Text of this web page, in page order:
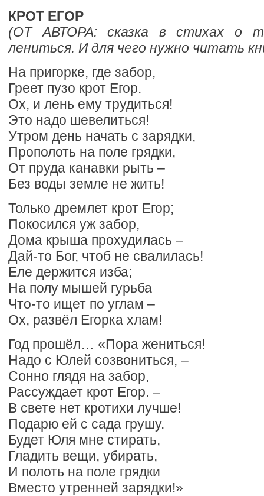
КРОТ ЕГОР
(ОТ АВТОРА: сказка в стихах о
лениться. И для чего нужно читать
На пригорке, где забор,
Греет пузо крот Егор.
Ох, и лень ему трудиться!
Это надо шевелиться!
Утром день начать с зарядки,
Прополоть на поле грядки,
От пруда канавки рыть –
Без воды земле не жить!
Только дремлет крот Егор;
Покосился уж забор,
Дома крыша прохудилась –
Дай-то Бог, чтоб не свалилась!
Еле держится изба;
На полу мышей гурьба
Что-то ищет по углам –
Ох, развёл Егорка хлам!
Год прошёл… «Пора жениться!
Надо с Юлей созвониться, –
Сонно глядя на забор,
Рассуждает крот Егор. –
В свете нет кротихи лучше!
Подарю ей с сада грушу.
Будет Юля мне стирать,
Гладить вещи, убирать,
И полоть на поле грядки
Вместо утренней зарядки!»